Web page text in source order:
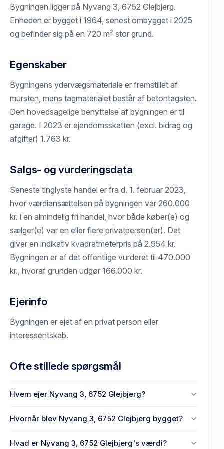
Bygningen ligger på Nyvang 3, 6752 Glejbjerg.
Enheden er bygget i 1964, senest ombygget i 2025
og befinder sig på en 720 m² stor grund.
Egenskaber
Bygningens ydervægsmateriale er fremstillet af
mursten, mens tagmaterialet består af betontagsten.
Den hovedsagelige benyttelse af bygningen er til
garage. I 2023 er ejendomsskatten (excl. bidrag og
afgifter) 1.763 kr.
Salgs- og vurderingsdata
Seneste tinglyste handel er fra d. 1. februar 2023,
hvor værdiansættelsen på bygningen var 260.000
kr. i en almindelig fri handel, hvor både køber(e) og
sælger(e) var en eller flere privatperson(er). Det
giver en indikativ kvadratmeterpris på 2.954 kr.
Bygningen er af det offentlige vurderet til 470.000
kr., hvoraf grunden udgør 166.000 kr.
Ejerinfo
Bygningen er ejet af en privat person eller
interessentskab.
Ofte stillede spørgsmål
Hvem ejer Nyvang 3, 6752 Glejbjerg?
En eller flere privat(e) ejer Nyvang 3, 6752 Glejbjerg.
Hvornår blev Nyvang 3, 6752 Glejbjerg bygget?
Hvad er Nyvang 3, 6752 Glejbjerg's værdi?